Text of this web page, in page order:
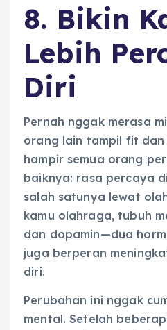
8. Bikin
Lebih
Diri
Pernah nggak merasa
orang lain tampil fit dan
hampir semua orang
baiknya: rasa percaya
salah satunya lewat
kamu olahraga, tubuh
dan dopamin—dua
juga berperan
diri.
Perubahan ini nggak
mental. Setelah